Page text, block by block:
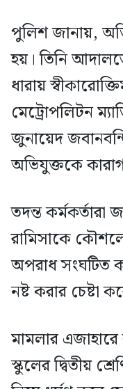
পুলিশ জানায়,
হয়। তিনি
ধারায়
মেট্রোপলিটন
জুনায়েদ
অভিযুক্তকে
তদন্ত কর্মকর্তারা
রামিসাকে
অপরাধ সংঘটিত
নষ্ট করার চেষ্টা
মামলার
স্কুলের দ্বিতীয়